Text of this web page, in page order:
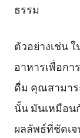
ธรรม
ตัวอย่างเช่น
อาหารเพื่อก
ดื่ม คุณสามาร
นั้น มันเหมือน
ผลลัพธ์ที่ชัดเ